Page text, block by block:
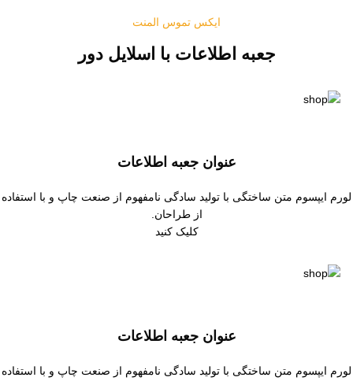
ایکس تموس المنت
جعبه اطلاعات با اسلایل دور
عنوان جعبه اطلاعات
لورم ایپسوم متن ساختگی با تولید سادگی نامفهوم از صنعت چاپ و با استفاده
از طراحان.
کلیک کنید
عنوان جعبه اطلاعات
لورم ایپسوم متن ساختگی با تولید سادگی نامفهوم از صنعت چاپ و با استفاده